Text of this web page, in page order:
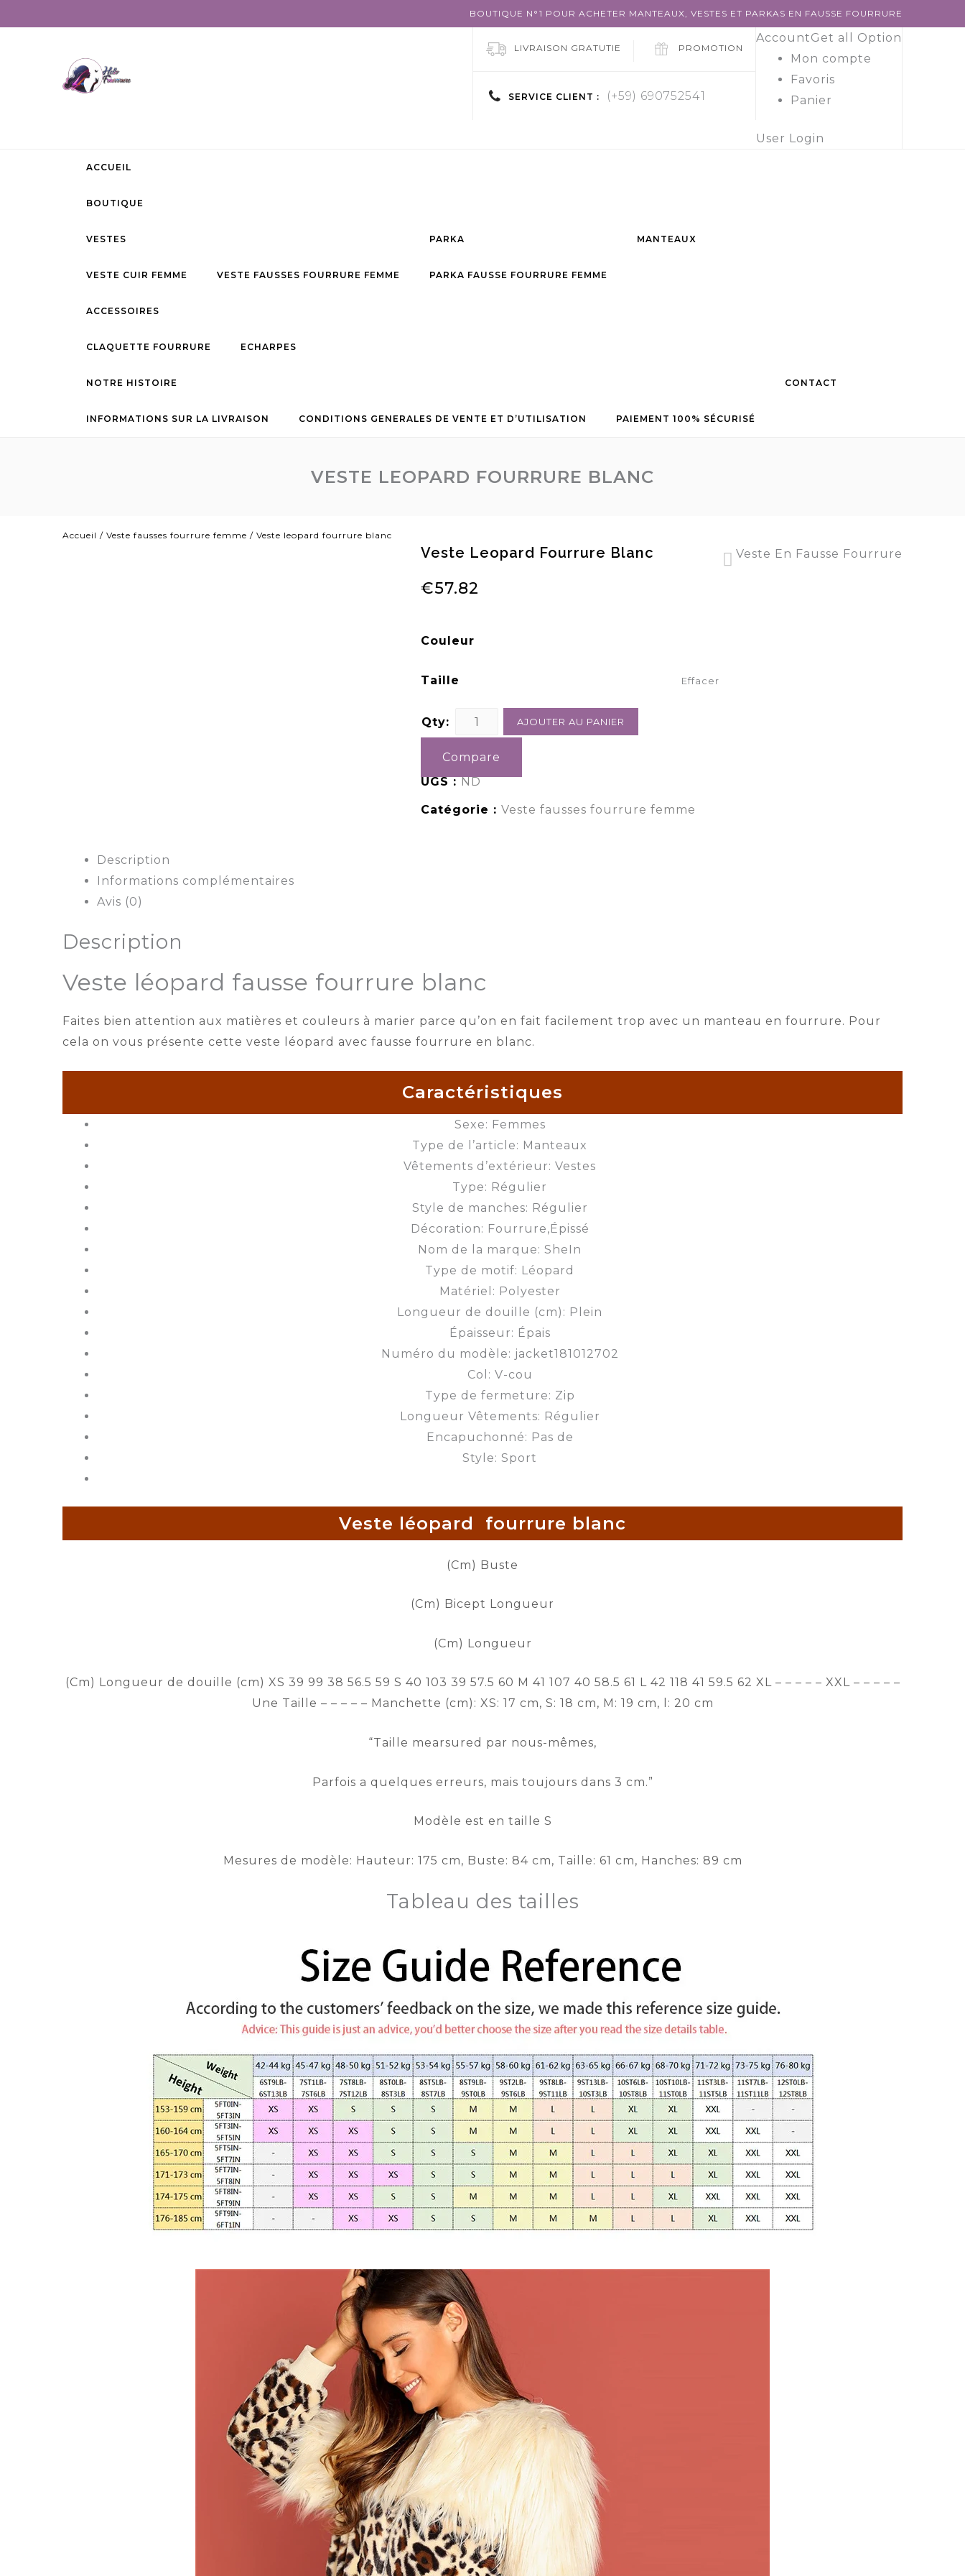
BOUTIQUE N°1 POUR ACHETER MANTEAUX, VESTES ET PARKAS EN FAUSSE FOURRURE
AccountGet all Option
Mon compte
Favoris
Panier
User Login
LIVRAISON GRATUTIE PROMOTION
SERVICE CLIENT : (+59) 690752541
ACCUEIL
BOUTIQUE
VESTES
VESTE CUIR FEMME VESTE FAUSSES FOURRURE FEMME
PARKA
PARKA FAUSSE FOURRURE FEMME
MANTEAUX
ACCESSOIRES
CLAQUETTE FOURRURE ECHARPES
NOTRE HISTOIRE
INFORMATIONS SUR LA LIVRAISON CONDITIONS GENERALES DE VENTE ET D’UTILISATION PAIEMENT 100% SÉCURISÉ
CONTACT
VESTE LEOPARD FOURRURE BLANC
Accueil / Veste fausses fourrure femme / Veste leopard fourrure blanc
Veste Leopard Fourrure Blanc Veste En Fausse Fourrure
€57.82
Couleur
Taille Effacer
Qty: AJOUTER AU PANIER
Compare
UGS :ND
Catégorie : Veste fausses fourrure femme
Description
Informations complémentaires
Avis (0)
Description
Veste léopard fausse fourrure blanc
Faites bien attention aux matières et couleurs à marier parce qu’on en fait facilement trop avec un manteau en fourrure. Pour
cela on vous présente cette veste léopard avec fausse fourrure en blanc.
Caractéristiques
Sexe: Femmes
Type de l’article: Manteaux
Vêtements d’extérieur: Vestes
Type: Régulier
Style de manches: Régulier
Décoration: Fourrure,Épissé
Nom de la marque: SheIn
Type de motif: Léopard
Matériel: Polyester
Longueur de douille (cm): Plein
Épaisseur: Épais
Numéro du modèle: jacket181012702
Col: V-cou
Type de fermeture: Zip
Longueur Vêtements: Régulier
Encapuchonné: Pas de
Style: Sport
Veste léopard fourrure blanc
(Cm) Buste
(Cm) Bicept Longueur
(Cm) Longueur
(Cm) Longueur de douille (cm) XS 39 99 38 56.5 59 S 40 103 39 57.5 60 M 41 107 40 58.5 61 L 42 118 41 59.5 62 XL – – – – – XXL – – – – –
Une Taille – – – – – Manchette (cm): XS: 17 cm, S: 18 cm, M: 19 cm, l: 20 cm
“Taille mearsured par nous-mêmes,
Parfois a quelques erreurs, mais toujours dans 3 cm.”
Modèle est en taille S
Mesures de modèle: Hauteur: 175 cm, Buste: 84 cm, Taille: 61 cm, Hanches: 89 cm
Tableau des tailles